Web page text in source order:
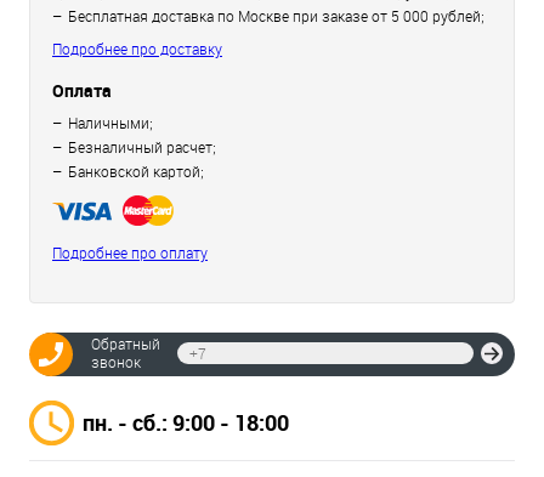
Бесплатная доставка по Москве при заказе от 5 000 рублей;
Подробнее про доставку
Оплата
Наличными;
Безналичный расчет;
Банковской картой;
Подробнее про оплату
Обратный
звонок
пн. - сб.: 9:00 - 18:00